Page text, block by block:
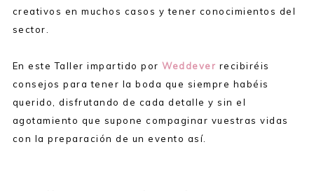
creativos en muchos casos y tener conocimientos del
sector.
En este Taller impartido porWeddever recibiréis
consejos para tener la boda que siempre habéis
querido, disfrutando de cada detalle y sin el
agotamiento que supone compaginar vuestras vidas
con la preparación de un evento así.